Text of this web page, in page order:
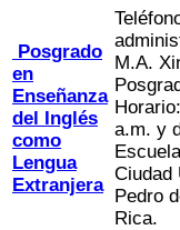
Posgrado
en
Enseñanza
del Inglés
como
Lengua
Extranjera
M.A.
a.m. y
Ciudad
Pedro
Rica.